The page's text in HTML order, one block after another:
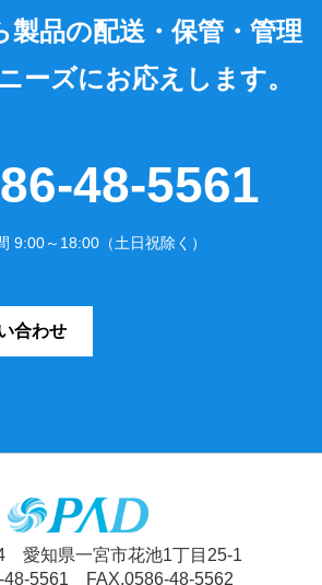
製品の配送・保管・管理
ーズにお応えします。
48-5561
9:00～18:00（土日祝除く）
合わせ
愛知県一宮市花池1丁目25-1
48-5561 FAX.0586-48-5562